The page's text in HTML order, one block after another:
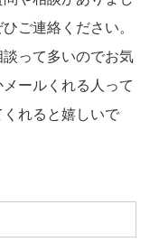
ご連絡ください。
って多いのでお気
ールくれる人って
れると嬉しいで